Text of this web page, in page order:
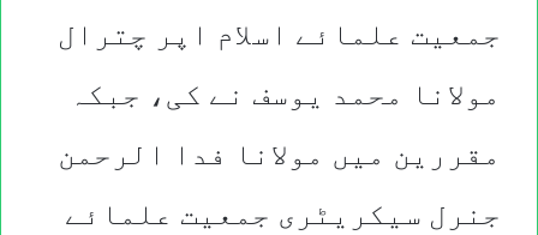
جمعیت علمائے اسلام اپر چترال
مولانا محمد یوسف نے کی، جبکہ
مقررین میں مولانا فدا الرحمن
جنرل سیکریٹری جمعیت علمائے